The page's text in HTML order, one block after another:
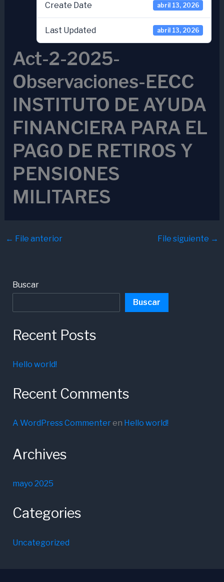
Create Date abril 13, 2026
Last Updated abril 13, 2026
Act-2-2025-
Observaciones-EECC
INSTITUTO DE AYUDA
FINANCIERA PARA EL
PAGO DE RETIROS Y
PENSIONES
MILITARES
← File anterior File siguiente →
Buscar
Buscar
Recent Posts
Hello world!
Recent Comments
A WordPress Commenteren Hello world!
Archives
mayo 2025
Categories
Uncategorized